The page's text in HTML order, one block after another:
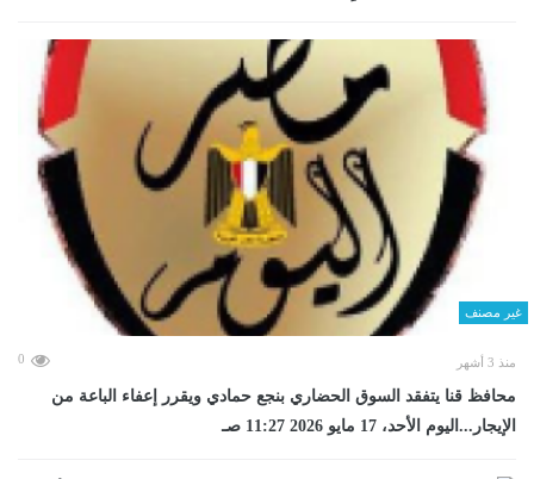
غير مصنف
منذ 3 أشهر 0
محافظ قنا يتفقد السوق الحضاري بنجع حمادي ويقرر إعفاء الباعة من
الإيجار...اليوم الأحد، 17 مايو 2026 11:27 صـ